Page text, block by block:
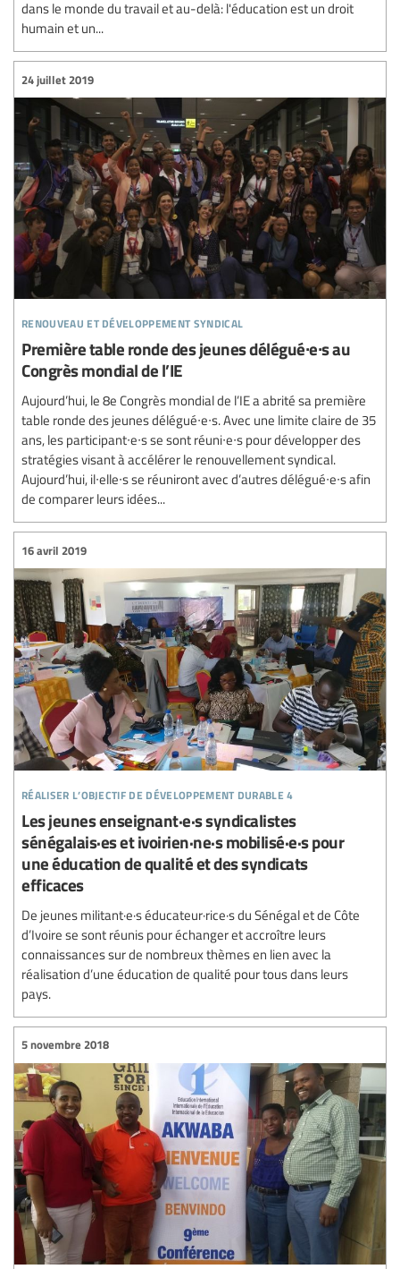
dans le monde du travail et au-delà: l'éducation est un droit
humain et un...
renouveau et développement syndical
24 juillet 2019
Première table ronde des jeunes délégué∙e∙s au
Congrès mondial de l’IE
Aujourd’hui, le 8e Congrès mondial de l’IE a abrité sa première
table ronde des jeunes délégué∙e∙s. Avec une limite claire de 35
ans, les participant∙e∙s se sont réuni∙e∙s pour développer des
stratégies visant à accélérer le renouvellement syndical.
Aujourd’hui, il∙elle∙s se réuniront avec d’autres délégué∙e∙s afin
de comparer leurs idées...
réaliser l’objectif de développement durable 4
16 avril 2019
Les jeunes enseignant·e·s syndicalistes
sénégalais·es et ivoirien·ne·s mobilisé·e·s pour
une éducation de qualité et des syndicats
efficaces
De jeunes militant·e·s éducateur·rice·s du Sénégal et de Côte
d’Ivoire se sont réunis pour échanger et accroître leurs
connaissances sur de nombreux thèmes en lien avec la
réalisation d’une éducation de qualité pour tous dans leurs
pays.
5 novembre 2018